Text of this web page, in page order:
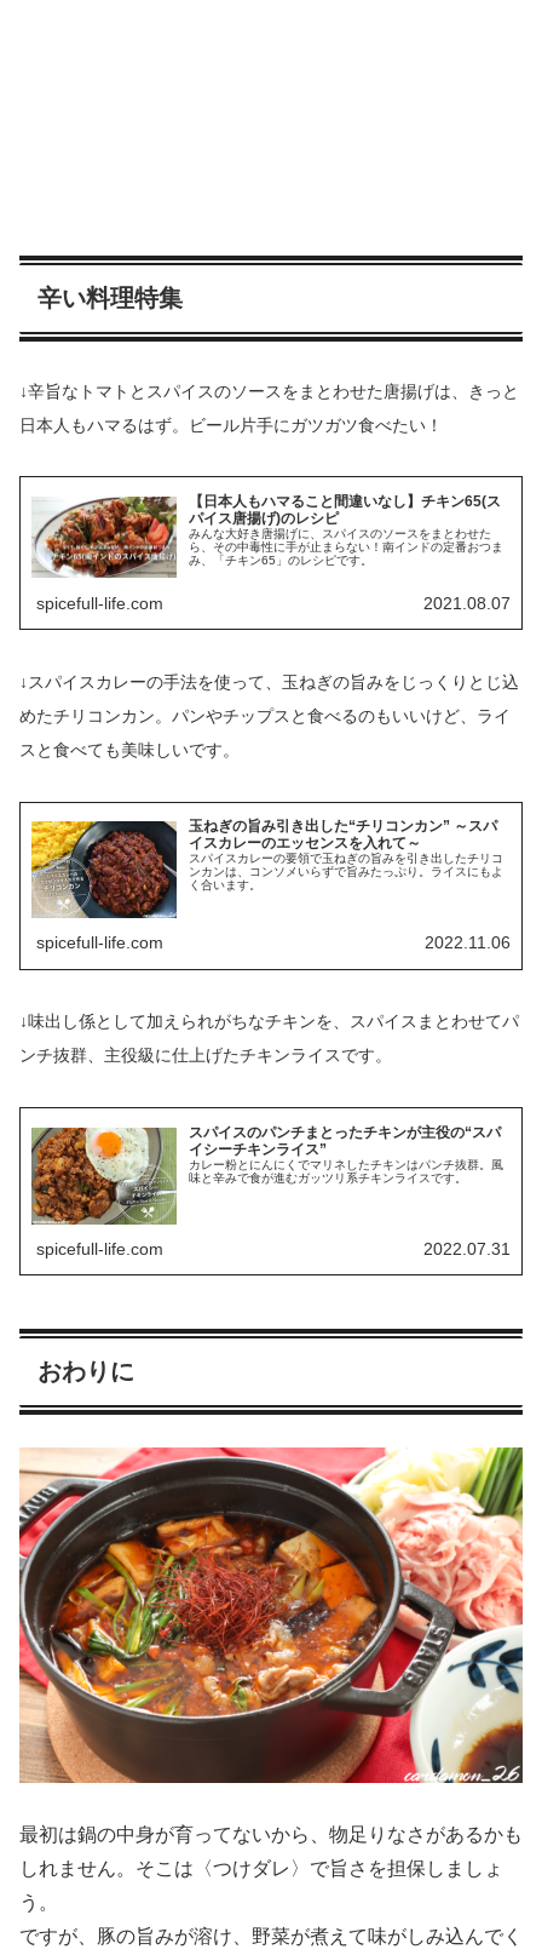
辛い料理特集
↓辛旨なトマトとスパイスのソースをまとわせた唐揚げは、きっと
日本人もハマるはず。ビール片手にガツガツ食べたい！
【日本人もハマること間違いなし】チキン65(ス
パイス唐揚げ)のレシピ
みんな大好き唐揚げに、スパイスのソースをまとわせた
ら、その中毒性に手が止まらない！南インドの定番おつま
み、「チキン65」のレシピです。
spicefull-life.com 2021.08.07
↓スパイスカレーの手法を使って、玉ねぎの旨みをじっくりとじ込
めたチリコンカン。パンやチップスと食べるのもいいけど、ライ
スと食べても美味しいです。
玉ねぎの旨み引き出した“チリコンカン” ～スパ
イスカレーのエッセンスを入れて～
スパイスカレーの要領で玉ねぎの旨みを引き出したチリコ
ンカンは、コンソメいらずで旨みたっぷり。ライスにもよ
く合います。
spicefull-life.com 2022.11.06
↓味出し係として加えられがちなチキンを、スパイスまとわせてパ
ンチ抜群、主役級に仕上げたチキンライスです。
スパイスのパンチまとったチキンが主役の“スパ
イシーチキンライス”
カレー粉とにんにくでマリネしたチキンはパンチ抜群。風
味と辛みで食が進むガッツリ系チキンライスです。
spicefull-life.com 2022.07.31
おわりに
最初は鍋の中身が育ってないから、物足りなさがあるかも
しれません。そこは〈つけダレ〉で旨さを担保しましょ
う。
ですが、豚の旨みが溶け、野菜が煮えて味がしみ込んでく